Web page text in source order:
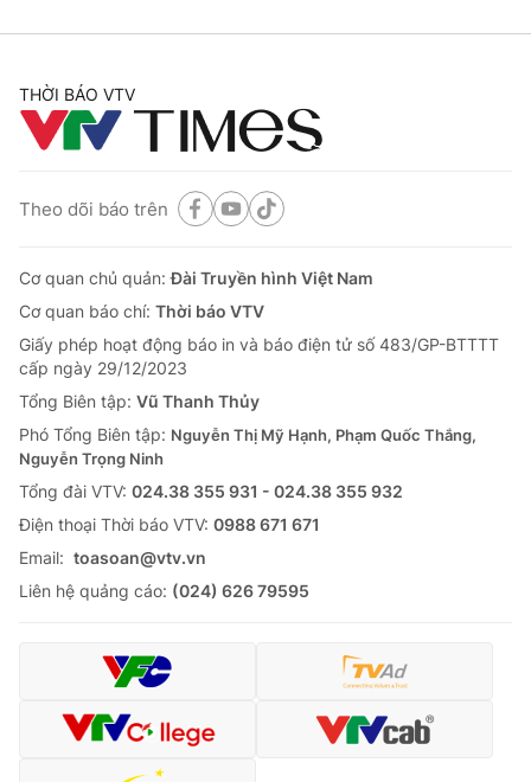
THỜI BÁO VTV
Theo dõi báo trên
Cơ quan chủ quản:Đài Truyền hình Việt Nam
Cơ quan báo chí: Thời báo VTV
Giấy phép hoạt động báo in và báo điện tử số 483/GP-BTTTT
cấp ngày 29/12/2023
Tổng Biên tập: Vũ Thanh Thủy
Phó Tổng Biên tập: Nguyễn Thị Mỹ Hạnh, Phạm Quốc Thắng,
Nguyễn Trọng Ninh
Tổng đài VTV: 024.38 355 931 - 024.38 355 932
Ðiện thoại Thời báo VTV: 0988 671 671
Email: toasoan@vtv.vn
Liên hệ quảng cáo: (024) 626 79595